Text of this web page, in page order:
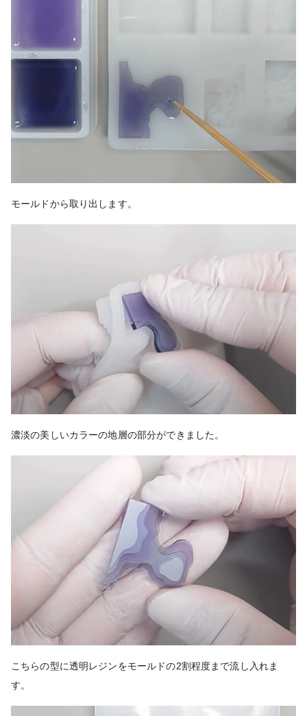
モールドから取り出します。
濃淡の美しいカラーの地層の部分ができました。
こちらの型に透明レジンをモールドの2割程度まで流し入れま
す。